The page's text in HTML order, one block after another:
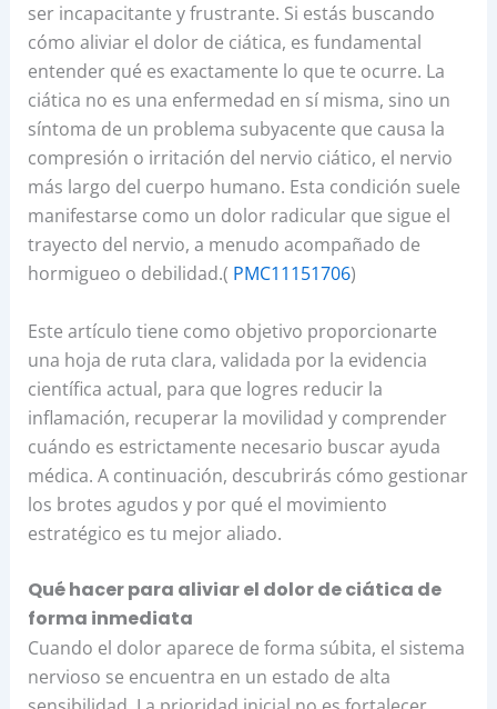
ser incapacitante y frustrante. Si estás buscando
cómo aliviar el dolor de ciática, es fundamental
entender qué es exactamente lo que te ocurre. La
ciática no es una enfermedad en sí misma, sino un
síntoma de un problema subyacente que causa la
compresión o irritación del nervio ciático, el nervio
más largo del cuerpo humano. Esta condición suele
manifestarse como un dolor radicular que sigue el
trayecto del nervio, a menudo acompañado de
hormigueo o debilidad.( PMC11151706)
Este artículo tiene como objetivo proporcionarte
una hoja de ruta clara, validada por la evidencia
científica actual, para que logres reducir la
inflamación, recuperar la movilidad y comprender
cuándo es estrictamente necesario buscar ayuda
médica. A continuación, descubrirás cómo gestionar
los brotes agudos y por qué el movimiento
estratégico es tu mejor aliado.
Qué hacer para aliviar el dolor de ciática de
forma inmediata
Cuando el dolor aparece de forma súbita, el sistema
nervioso se encuentra en un estado de alta